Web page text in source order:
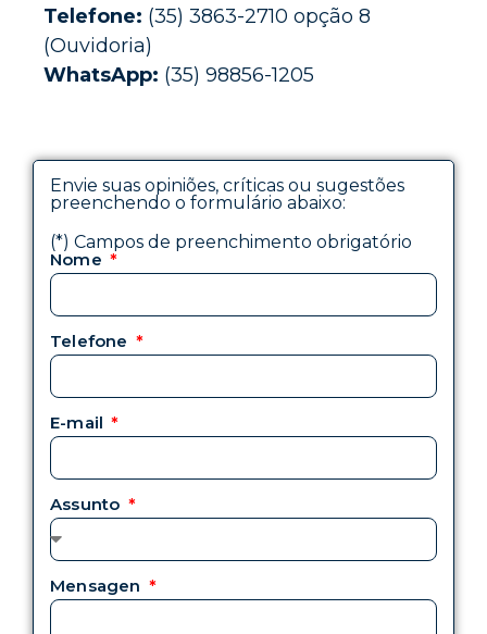
Telefone: (35) 3863-2710 opção 8
(Ouvidoria)
WhatsApp: (35) 98856-1205
Envie suas opiniões, críticas ou sugestões
preenchendo o formulário abaixo:
(*) Campos de preenchimento obrigatório
Nome
Telefone
E-mail
Assunto
Mensagen